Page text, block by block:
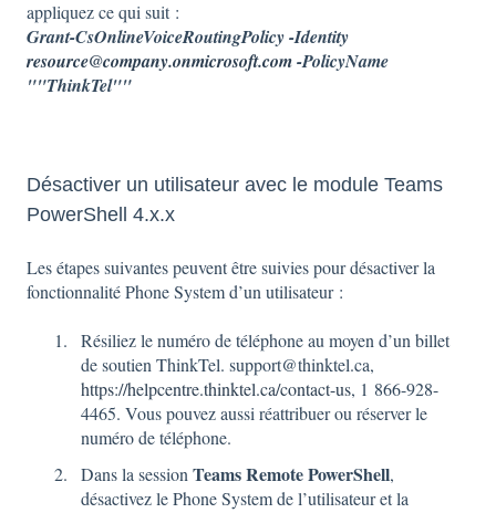
appliquez ce qui suit :
Grant-CsOnlineVoiceRoutingPolicy -Identity
resource@company.onmicrosoft.com-PolicyName
""ThinkTel""
Désactiver un utilisateur avec le module Teams
PowerShell 4.x.x
Les étapes suivantes peuvent être suivies pour désactiver la
fonctionnalité Phone System d’un utilisateur :
Résiliez le numéro de téléphone au moyen d’un billet
de soutien ThinkTel. support@thinktel.ca,
https://helpcentre.thinktel.ca/contact-us, 1 866-928-
4465. Vous pouvez aussi réattribuer ou réserver le
numéro de téléphone.
Dans la sessionTeams Remote PowerShell,
désactivez le Phone System de l’utilisateur et la